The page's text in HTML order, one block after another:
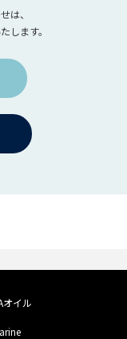
は、
します。
オイル